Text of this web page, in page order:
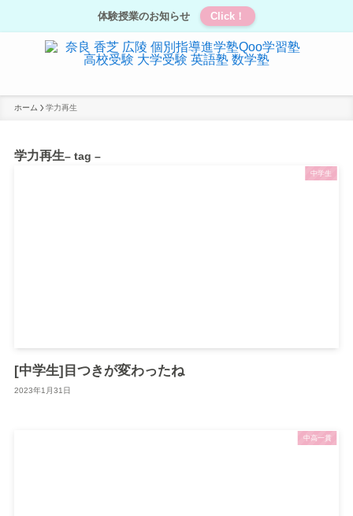
体験授業のお知らせ Click！
ホーム 学力再生
学力再生– tag –
中学生
[中学生]目つきが変わったね
2023年1月31日
中高一貫